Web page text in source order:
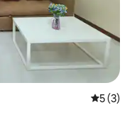
平均评分
5 (3)